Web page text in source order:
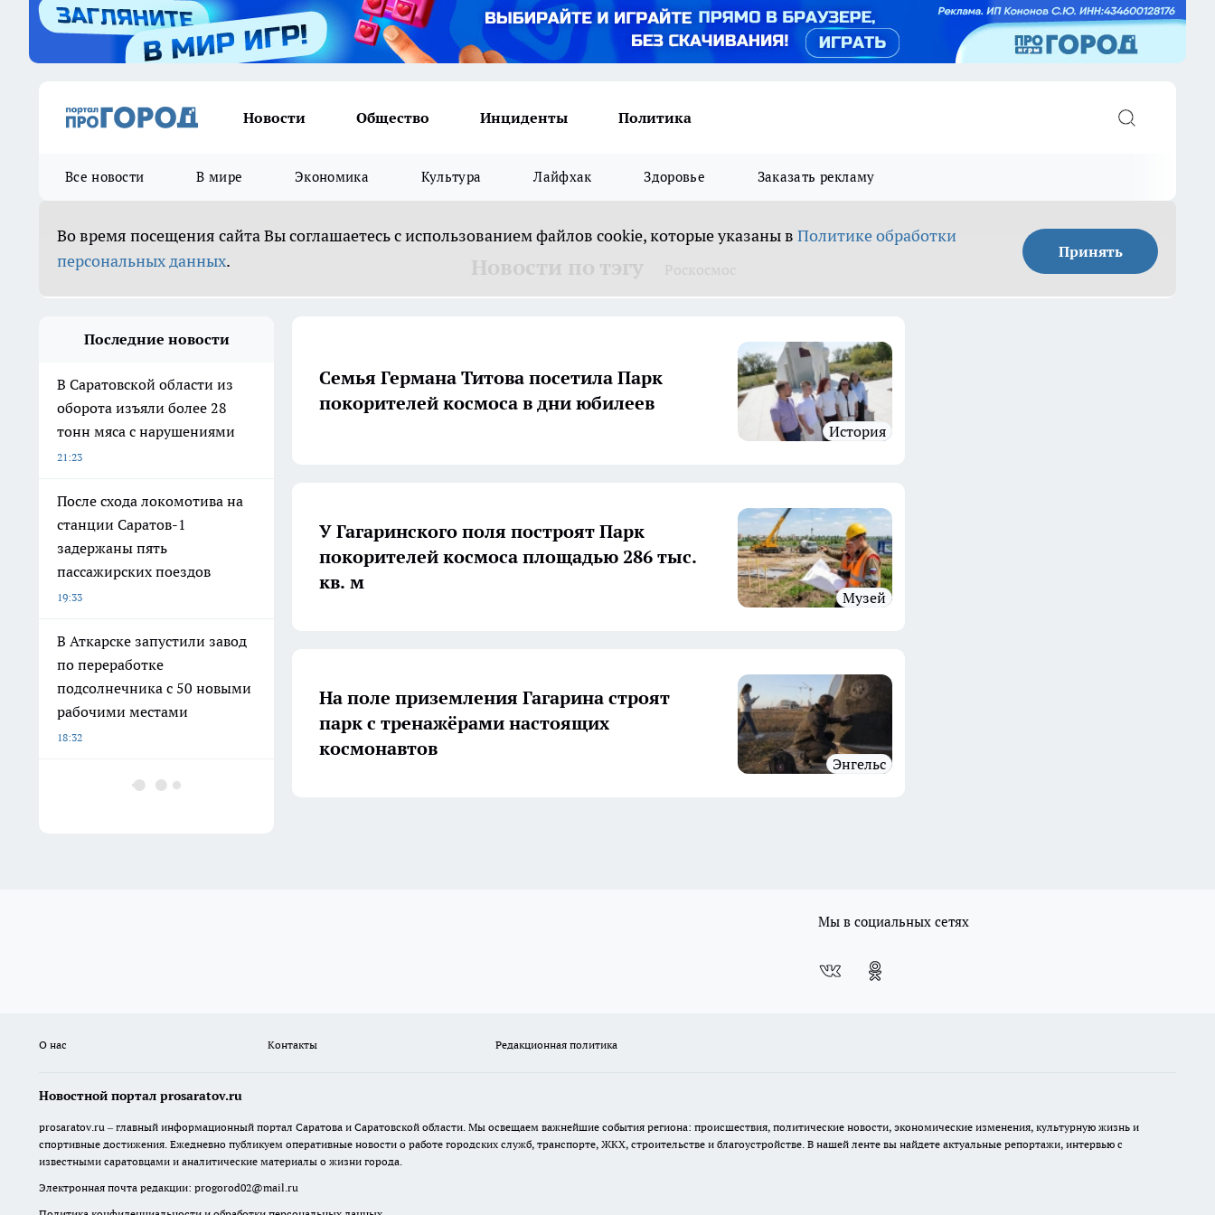
Новости Общество Инциденты Политика
Все новости В мире Экономика Культура Лайфхак Здоровье Заказать рекламу
Во время посещения сайта Вы соглашаетесь с использованием файлов cookie, которые указаны в Политике обработки
персональных данных. Принять
Последние новости
В Саратовской области из
оборота изъяли более 28
тонн мяса с нарушениями
21:23
После схода локомотива на
станции Саратов-1
задержаны пять
пассажирских поездов
19:33
В Аткарске запустили завод
по переработке
подсолнечника с 50 новыми
рабочими местами
18:32
Семья Германа Титова посетила Парк
покорителей космоса в дни юбилеев
История
У Гагаринского поля построят Парк
покорителей космоса площадью 286 тыс.
кв. м
музей
На поле приземления Гагарина строят
парк с тренажёрами настоящих
космонавтов
Энгельс
Мы в социальных сетях
О нас Контакты Редакционная политика
Новостной портал prosaratov.ru
prosaratov.ru – главный информационный портал Саратова и Саратовской области. Мы освещаем важнейшие события региона: происшествия, политические новости, экономические изменения, культурную жизнь и
спортивные достижения. Ежедневно публикуем оперативные новости о работе городских служб, транспорте, ЖКХ, строительстве и благоустройстве. В нашей ленте вы найдете актуальные репортажи, интервью с
известными саратовцами и аналитические материалы о жизни города.
Электронная почта редакции: progorod02@mail.ru